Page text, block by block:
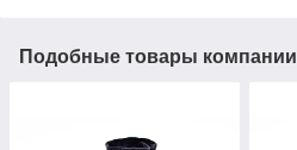
Подобные товары компании